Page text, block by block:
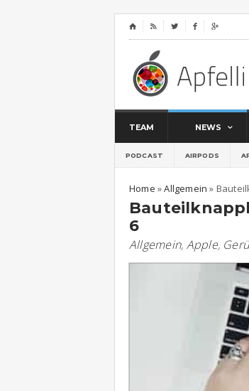
⌂    
TEAM NEWS
PODCAST AIRPODS
Home »Allgemein »
6
Allgemein, Apple,